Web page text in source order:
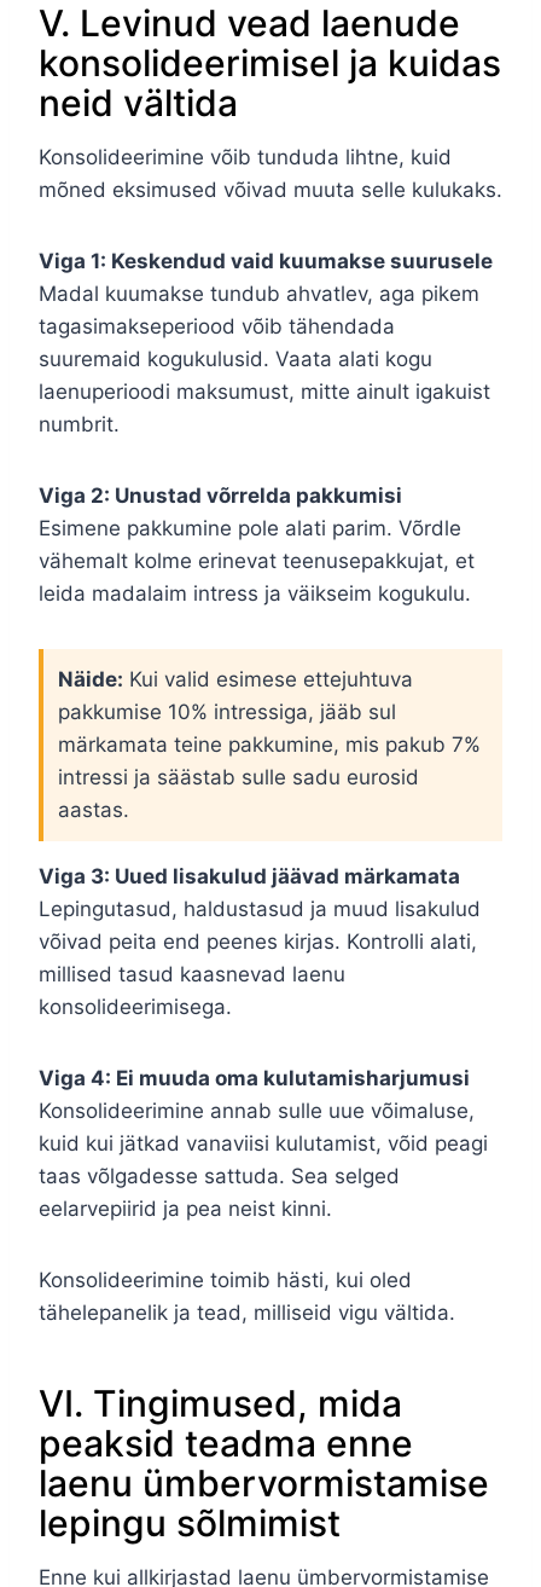
V. Levinud vead laenude
konsolideerimisel ja kuidas
neid vältida
Konsolideerimine võib tunduda lihtne, kuid
mõned eksimused võivad muuta selle kulukaks.
Viga 1: Keskendud vaid kuumakse suurusele
Madal kuumakse tundub ahvatlev, aga pikem
tagasimakseperiood võib tähendada
suuremaid kogukulusid. Vaata alati kogu
laenuperioodi maksumust, mitte ainult igakuist
numbrit.
Viga 2: Unustad võrrelda pakkumisi
Esimene pakkumine pole alati parim. Võrdle
vähemalt kolme erinevat teenusepakkujat, et
leida madalaim intress ja väikseim kogukulu.
Näide: Kui valid esimese ettejuhtuva
pakkumise 10% intressiga, jääb sul
märkamata teine pakkumine, mis pakub 7%
intressi ja säästab sulle sadu eurosid
aastas.
Viga 3: Uued lisakulud jäävad märkamata
Lepingutasud, haldustasud ja muud lisakulud
võivad peita end peenes kirjas. Kontrolli alati,
millised tasud kaasnevad laenu
konsolideerimisega.
Viga 4: Ei muuda oma kulutamisharjumusi
Konsolideerimine annab sulle uue võimaluse,
kuid kui jätkad vanaviisi kulutamist, võid peagi
taas võlgadesse sattuda. Sea selged
eelarvepiirid ja pea neist kinni.
Konsolideerimine toimib hästi, kui oled
tähelepanelik ja tead, milliseid vigu vältida.
VI. Tingimused, mida
peaksid teadma enne
laenu ümbervormistamise
lepingu sõlmimist
Enne kui allkirjastad laenu ümbervormistamise